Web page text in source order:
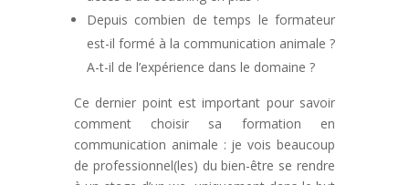
Depuis combien de temps le formateur
est-il formé à la communication animale ?
A-t-il de l’expérience dans le domaine ?
Ce dernier point est important pour savoir
comment choisir sa formation en
communication animale : je vois beaucoup
de professionnel(les) du bien-être se rendre